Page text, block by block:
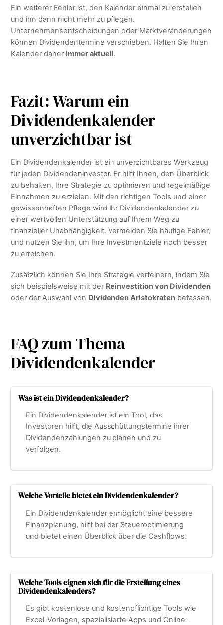
Ein weiterer Fehler ist, den Kalender einmal zu erstellen
und ihn dann nicht mehr zu pflegen.
Unternehmensentscheidungen oder Marktveränderungen
können Dividendentermine verschieben. Halten Sie Ihren
Kalender daher immer aktuell.
Fazit: Warum ein
Dividendenkalender
unverzichtbar ist
Ein Dividendenkalender ist ein unverzichtbares Werkzeug
für jeden Dividendeninvestor. Er hilft Ihnen, den Überblick
zu behalten, Ihre Strategie zu optimieren und regelmäßige
Einnahmen zu erzielen. Mit den richtigen Tools und einer
gewissenhaften Pflege wird Ihr Dividendenkalender zu
einer wertvollen Unterstützung auf Ihrem Weg zu
finanzieller Unabhängigkeit. Vermeiden Sie häufige Fehler,
und nutzen Sie ihn, um Ihre Investmentziele noch besser
zu erreichen.
Zusätzlich können Sie Ihre Strategie verfeinern, indem Sie
sich beispielsweise mit der Reinvestition von Dividenden
oder der Auswahl von Dividenden Aristokraten befassen.
FAQ zum Thema
Dividendenkalender
Was ist ein Dividendenkalender?
Ein Dividendenkalender ist ein Tool, das
Investoren hilft, die Ausschüttungstermine ihrer
Dividendenzahlungen zu planen und zu
verfolgen.
Welche Vorteile bietet ein Dividendenkalender?
Ein Dividendenkalender ermöglicht eine bessere
Finanzplanung, hilft bei der Steueroptimierung
und bietet einen Überblick über die Cashflows.
Welche Tools eignen sich für die Erstellung eines
Dividendenkalenders?
Es gibt kostenlose und kostenpflichtige Tools wie
Excel-Vorlagen, spezialisierte Apps und Online-